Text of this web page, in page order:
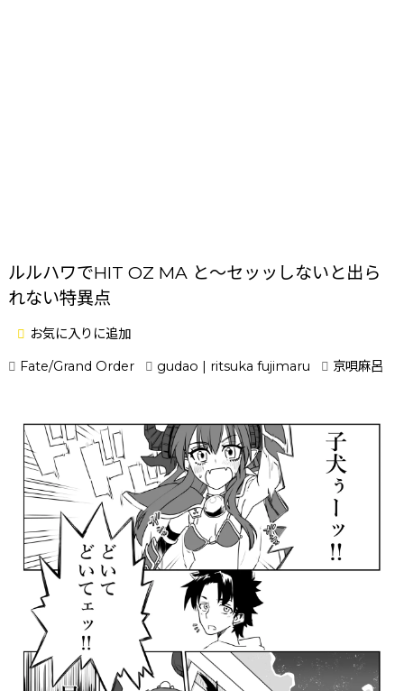
ルルハワでHIT OZ MA と～セッッしないと出ら
れない特異点
お気に入りに追加
Fate/Grand Order
gudao | ritsuka fujimaru 京唄麻呂